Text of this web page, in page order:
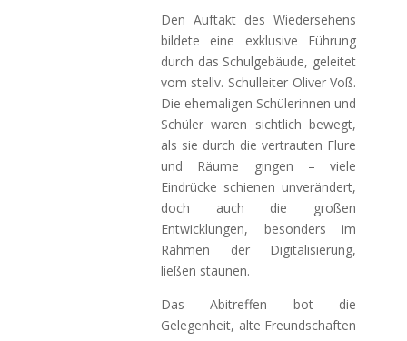
Den Auftakt des Wiedersehens
bildete eine exklusive Führung
durch das Schulgebäude, geleitet
vom stellv. Schulleiter Oliver Voß.
Die ehemaligen Schülerinnen und
Schüler waren sichtlich bewegt,
als sie durch die vertrauten Flure
und Räume gingen – viele
Eindrücke schienen unverändert,
doch auch die großen
Entwicklungen, besonders im
Rahmen der Digitalisierung,
ließen staunen.
Das Abitreffen bot die
Gelegenheit, alte Freundschaften